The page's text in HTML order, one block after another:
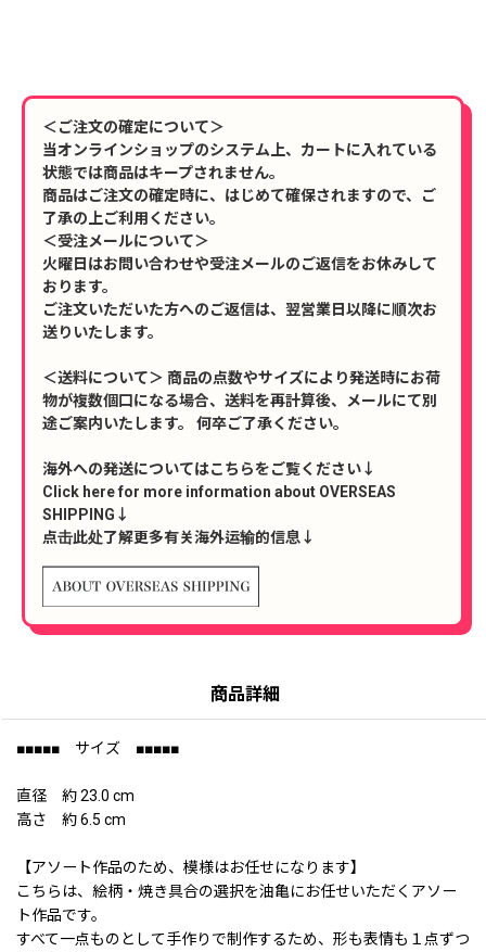
＜ご注文の確定について＞
当オンラインショップのシステム上、カートに入れている
状態では商品はキープされません。
商品はご注文の確定時に、はじめて確保されますので、ご
了承の上ご利用ください。
＜受注メールについて＞
火曜日はお問い合わせや受注メールのご返信をお休みして
おります。
ご注文いただいた方へのご返信は、翌営業日以降に順次お
送りいたします。
＜送料について＞ 商品の点数やサイズにより発送時にお荷
物が複数個口になる場合、送料を再計算後、メールにて別
途ご案内いたします。 何卒ご了承ください。
海外への発送についてはこちらをご覧ください↓
Click here for more information about OVERSEAS
SHIPPING↓
点击此处了解更多有关海外运输的信息↓
商品詳細
■■■■■ サイズ ■■■■■
直径 約 23.0 cm
高さ 約 6.5 cm
【アソート作品のため、模様はお任せになります】
こちらは、絵柄・焼き具合の選択を油亀にお任せいただくアソー
ト作品です。
すべて一点ものとして手作りで制作するため、形も表情も１点ずつ